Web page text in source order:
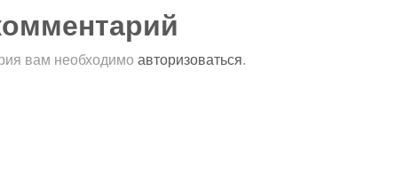
вам необходимо авторизоваться.